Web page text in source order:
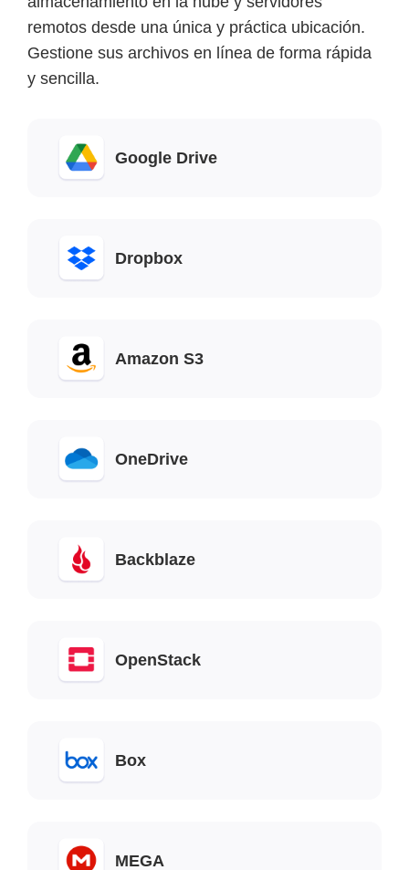
remotos desde una única y práctica ubicación.
Gestione sus archivos en línea de forma rápida
y sencilla.
Google Drive
Dropbox
Amazon S3
OneDrive
Backblaze
OpenStack
Box
MEGA